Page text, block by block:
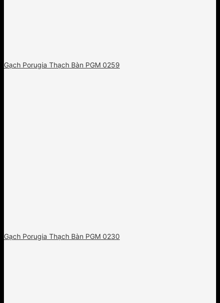
Gạch Porugia Thạch Bàn PGM 0259
Gạch Porugia Thạch Bàn PGM 0230